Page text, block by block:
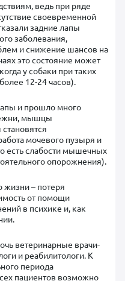
ведь при ряде
своевременной
задние лапы
заболевания,
и снижение шансов на
это состояние может
у собаки при таких
12-24 часов).
и прошло много
мышцы
мочевого пузыря и
есть слабости мышечных
опорожнения).
жизни – потеря
от помощи
в психике и, как
ветеринарные врачи-
и реабилитологи. К
периода
пациентов возможно